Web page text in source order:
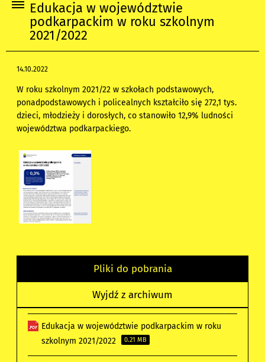
Edukacja w województwie
podkarpackim w roku szkolnym
2021/2022
14.10.2022
W roku szkolnym 2021/22 w szkołach podstawowych,
ponadpodstawowych i policealnych kształciło się 272,1 tys.
dzieci, młodzieży i dorosłych, co stanowiło 12,9% ludności
województwa podkarpackiego.
Pliki do pobrania
Wyjdź z archiwum
Edukacja w województwie podkarpackim w roku
szkolnym 2021/2022
0.21 MB